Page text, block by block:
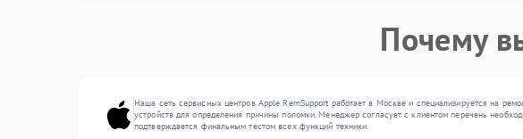
Почему
Наша сеть сервисных центров Apple RemSupport работает в Москве и специализируется на
устройств для определения причины поломки. Менеджер согласует с клиентом перечень
подтверждается финальным тестом всех функций техники.